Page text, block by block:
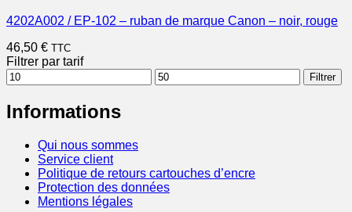
4202A002 / EP-102 – ruban de marque Canon – noir, rouge
46,50 € TTC
Filtrer par tarif
Prix
min
Prix
max
Filtrer
Informations
Qui nous sommes
Service client
Politique de retours cartouches d’encre
Protection des données
Mentions légales